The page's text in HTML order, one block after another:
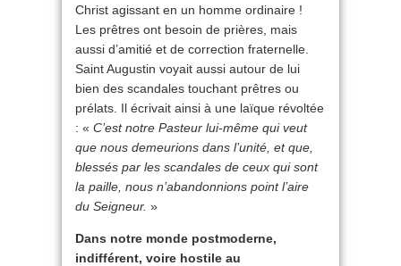
Christ agissant en un homme ordinaire !
Les prêtres ont besoin de prières, mais
aussi d’amitié et de correction fraternelle.
Saint Augustin voyait aussi autour de lui
bien des scandales touchant prêtres ou
prélats. Il écrivait ainsi à une laïque révoltée
: « C’est notre Pasteur lui-même qui veut
que nous demeurions dans l’unité, et que,
blessés par les scandales de ceux qui sont
la paille, nous n’abandonnions point l’aire
du Seigneur. »
Dans notre monde postmoderne,
indifférent, voire hostile au